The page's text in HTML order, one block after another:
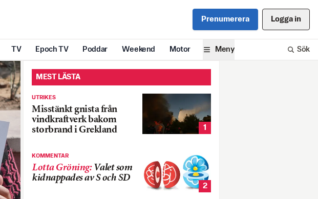
Prenumerera Logga in
TV Epoch TV Poddar Weekend Motor Meny Sök
MEST LÄSTA
UTRIKES
Misstänkt gnista från
vindkraftverk bakom
storbrand i Grekland
1
KOMMENTAR
Lotta Gröning: Valet som
kidnappades av S och SD
2